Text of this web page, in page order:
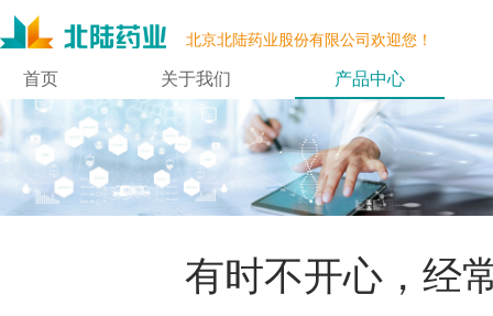
北京北陆药业股份有限公司欢迎您！
首页 关于我们 产品中心
有时不开心，经